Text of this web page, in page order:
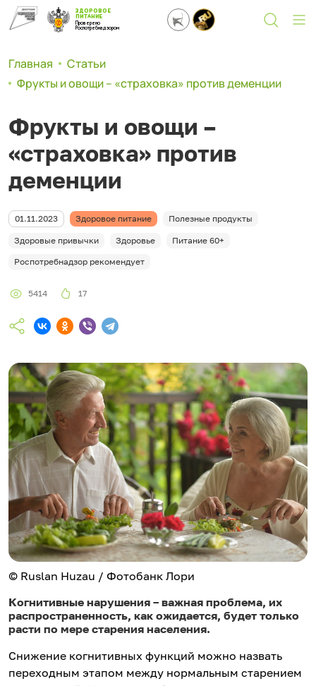
ЗДОРОВОЕ
ПИТАНИЕ
Проверено
Роспотребнадзором
Главная
Статьи
Фрукты и овощи – «страховка» против деменции
Фрукты и овощи –
«страховка» против
деменции
01.11.2023 Здоровое питание Полезные продукты
Здоровые привычки Здоровье
Питание 60+
Роспотребнадзор рекомендует
5414 17
© Ruslan Huzau / Фотобанк Лори
Когнитивные нарушения – важная проблема, их
распространенность, как ожидается, будет только
расти по мере старения населения.
Снижение когнитивных функций можно назвать
переходным этапом между нормальным старением